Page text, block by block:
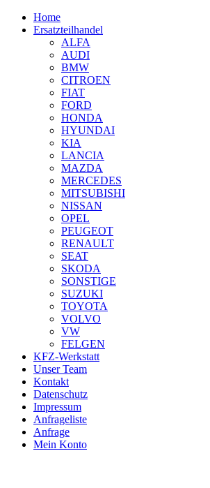
Home
Ersatzteilhandel
ALFA
AUDI
BMW
CITROEN
FIAT
FORD
HONDA
HYUNDAI
KIA
LANCIA
MAZDA
MERCEDES
MITSUBISHI
NISSAN
OPEL
PEUGEOT
RENAULT
SEAT
SKODA
SONSTIGE
SUZUKI
TOYOTA
VOLVO
VW
FELGEN
KFZ-Werkstatt
Unser Team
Kontakt
Datenschutz
Impressum
Anfrageliste
Anfrage
Mein Konto